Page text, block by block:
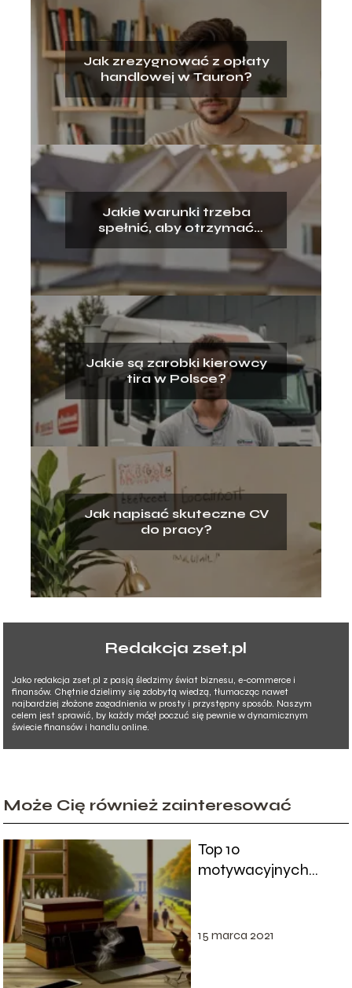
Jak zrezygnować z opłaty
handlowej w Tauron?
Jakie warunki trzeba
spełnić, aby otrzymać
Jakie są zarobki kierowcy
tira w Polsce?
Jak napisać skuteczne CV
do pracy?
Redakcja zset.pl
Jako redakcja zset.pl z pasją śledzimy świat biznesu, e-commerce i
finansów. Chętnie dzielimy się zdobytą wiedzą, tłumacząc nawet
najbardziej złożone zagadnienia w prosty i przystępny sposób. Naszym
celem jest sprawić, by każdy mógł poczuć się pewnie w dynamicznym
świecie finansów i handlu online.
Może Cię również zainteresować
Top 10
motywacyjnych
pracy
15 marca 2021